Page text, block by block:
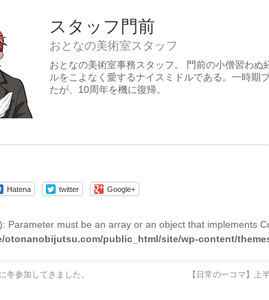
スタッフ門前
おとなの美術室スタッフ
おとなの美術室事務スタッフ。 門前の小僧習わぬ
ルをこよなく愛するナイスミドルである。一時期
たが、10周年を機に復帰。
Hatena twitter Google+
Parameter must be an array or an object that implements
otonanobijutsu.com/public_html/site/wp-content/
冬参加してきました。 【日常の一コマ】上